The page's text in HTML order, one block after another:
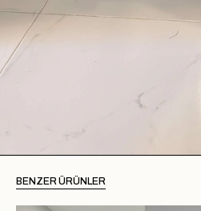
BENZER ÜRÜNLER